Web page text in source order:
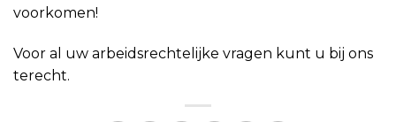
voorkomen!
Voor al uw arbeidsrechtelijke vragen kunt u bij ons
terecht.